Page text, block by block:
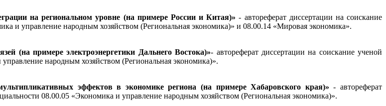
на региональном уровне (на примере России и Китая)»- автореферат диссертации на соискание
и управление народным хозяйством (Региональная экономика)» и 08.00.14 «Мировая экономика».
(на примере электроэнергетики Дальнего Востока)»- автореферат диссертации на соискание ученой
управление народным хозяйством (Региональная экономика)».
эффектов в экономике региона (на примере Хабаровского края)»- автореферат
08.00.05 «Экономика и управление народным хозяйством (Региональная экономика)».